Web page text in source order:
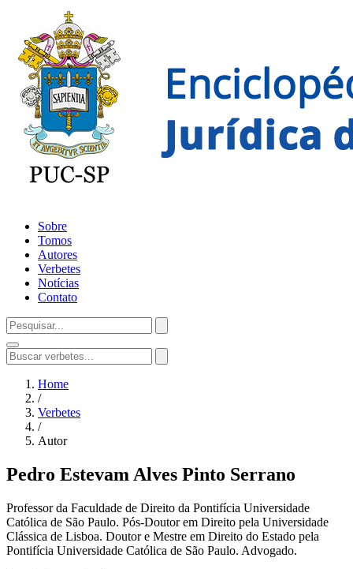
Sobre
Tomos
Autores
Verbetes
Notícias
Contato
Home
/
Verbetes
/
Autor
Pedro Estevam Alves Pinto Serrano
Professor da Faculdade de Direito da Pontifícia Universidade
Católica de São Paulo. Pós-Doutor em Direito pela Universidade
Clássica de Lisboa. Doutor e Mestre em Direito do Estado pela
Pontifícia Universidade Católica de São Paulo. Advogado.